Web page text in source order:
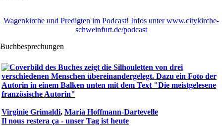
Wagenkirche und Predigten im Podcast! Infos unter www.citykirche-
schweinfurt.de/podcast
Buchbesprechungen
Virginie Grimaldi, Maria Hoffmann-Dartevelle
Il nous restera ça - unser Tag ist heute